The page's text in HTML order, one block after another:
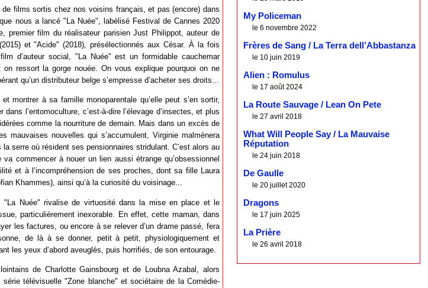
films sortis chez nos voisins français, et pas (encore) dans
nous a lancé "La Nuée", labélisé Festival de Cannes 2020
premier film du réalisateur parisien Just Philippot, auteur de
et "Acide" (2018), présélectionnés aux César. À la fois
d’auteur social, "La Nuée" est un formidable cauchemar
ressort la gorge nouée. On vous explique pourquoi on ne
qu’un distributeur belge s’empresse d’acheter ses droits...
montrer à sa famille monoparentale qu’elle peut s’en sortir,
l’entomoculture, c’est-à-dire l’élevage d’insectes, et plus
comme la nourriture de demain. Mais dans un excès de
mauvaises nouvelles qui s’accumulent, Virginie malmènera
serre où résident ses pensionnaires stridulant. C’est alors au
commencer à nouer un lien aussi étrange qu’obsessionnel
et à l’incompréhension de ses proches, dont sa fille Laura
Khammes), ainsi qu’à la curiosité du voisinage...
"La Nuée" rivalise de virtuosité dans la mise en place et le
particulièrement inexorable. En effet, cette maman, dans
les factures, ou encore à se relever d’un drame passé, fera
de là à se donner, petit à petit, physiologiquement et
les yeux d’abord aveuglés, puis horrifiés, de son entourage.
de Charlotte Gainsbourg et de Loubna Azabal, alors
télévisuelle "Zone blanche" et sociétaire de la Comédie-
My Policeman
le 6 novembre 2022
Frères de Sang / La Terra dell’Abbastanza
le 10 juin 2019
Alien : Romulus
le 17 août 2024
La Route Sauvage / Lean On Pete
le 27 avril 2018
What Will People Say / La Mauvaise
Réputation
le 24 juin 2018
De Gaulle
le 20 juillet 2020
Dragons
le 17 juin 2025
La Prière
le 26 avril 2018